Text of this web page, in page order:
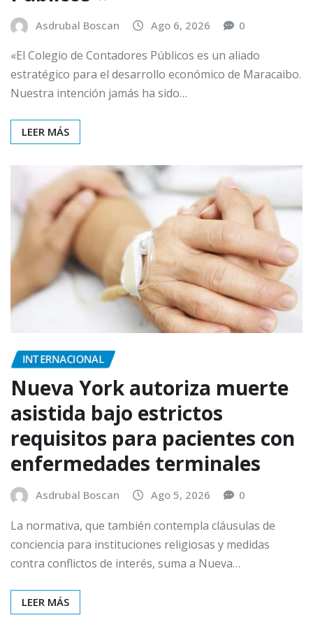
Asdrubal Boscan Ago 6, 2026 0
«El Colegio de Contadores Públicos es un aliado
estratégico para el desarrollo económico de Maracaibo.
Nuestra intención jamás ha sido…
LEER MÁS
INTERNACIONAL
Nueva York autoriza muerte
asistida bajo estrictos
requisitos para pacientes con
enfermedades terminales
Asdrubal Boscan Ago 5, 2026 0
La normativa, que también contempla cláusulas de
conciencia para instituciones religiosas y medidas
contra conflictos de interés, suma a Nueva…
LEER MÁS